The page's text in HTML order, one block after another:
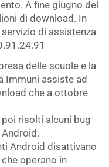
A fine giugno del
di download. In
di assistenza
delle scuole e la
Immuni assiste ad
che a ottobre
risolti alcuni bug
Android disattivano
operano in